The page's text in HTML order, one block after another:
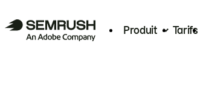
Produit Tarifs